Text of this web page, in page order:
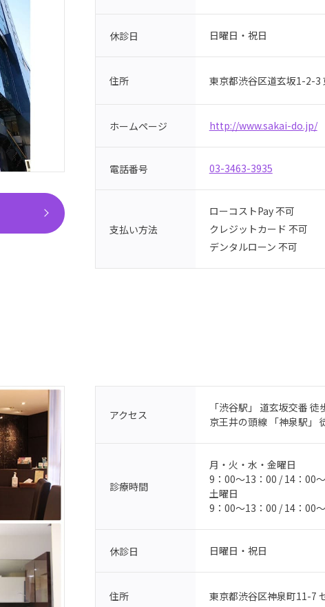
休診日 日曜日・祝日
住所 東京都渋谷区道玄坂1-2-3
ホームページ http://www.sakai-do.jp/
電話番号 03-3463-3935
支払い方法
ローコストPay 不可
クレジットカード 不可
デンタルローン 不可
アクセス
「渋谷駅」 道玄坂交番 徒
京王井の頭線 「神泉駅」
診療時間
月・火・水・金曜日
9：00～13：00 / 14：00
土曜日
9：00～13：00 / 14：00
休診日 日曜日・祝日
住所 東京都渋谷区神泉町11-7